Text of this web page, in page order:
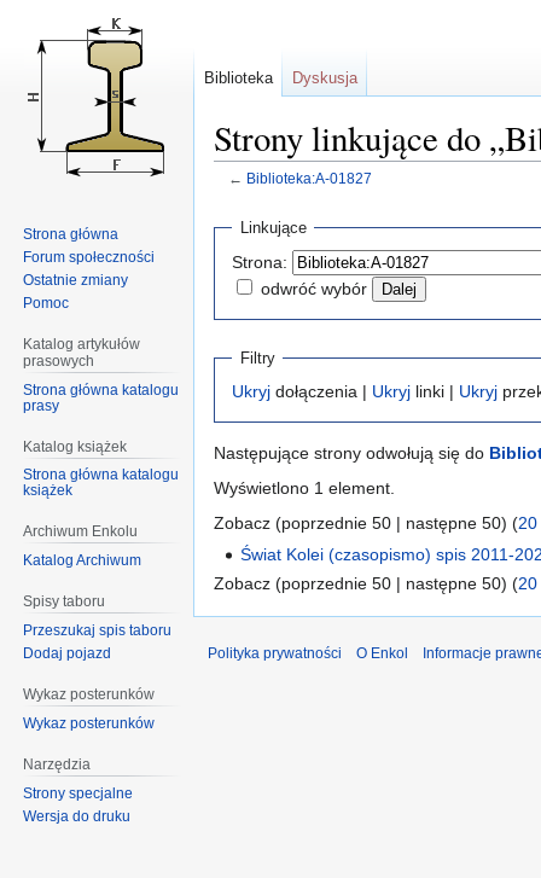
Strony linkujące do
← Biblioteka:A-01827
Przejdź
nawigacji
Przejdź
wyszukiwania
Linkujące
Strona:
odwróć wybór
Filtry
Ukryj dołączenia | Ukryj linki | Ukryj
Następujące strony odwołują się do
Wyświetlono 1 element.
Zobacz (poprzednie 50 | następne 50) (20
Świat Kolei (czasopismo) spis 2011-
Zobacz (poprzednie 50 | następne 50) (20
Biblioteka Dyskusja
Strona główna
Forum społeczności
Ostatnie zmiany
Pomoc
Katalog artykułów
prasowych
Strona główna katalogu
prasy
Katalog książek
Strona główna katalogu
książek
Archiwum Enkolu
Katalog Archiwum
Spisy taboru
Przeszukaj spis taboru
Dodaj pojazd
Wykaz posterunków
Wykaz posterunków
Narzędzia
Strony specjalne
Wersja do druku
Polityka prywatności O Enkol Informacje